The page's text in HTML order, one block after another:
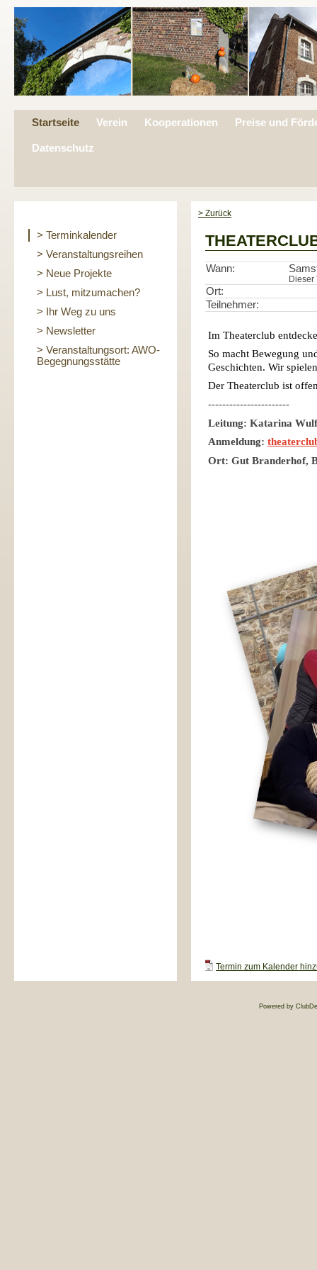
Startseite Verein Kooperationen Preise und
Datenschutz
> Terminkalender
> Veranstaltungsreihen
> Neue Projekte
> Lust, mitzumachen?
> Ihr Weg zu uns
> Newsletter
> Veranstaltungsort: AWO-
Begegnungsstätte
> Zurück
Wann:
Dieser
Ort:
Teilnehmer:
Im Theaterclub
So macht Bewegung
Geschichten. Wir
Der Theaterclub ist
-----------------------
Leitung: Katarina
Anmeldung:
Ort: Gut Branderhof,
Termin zum Kalender
Powered by